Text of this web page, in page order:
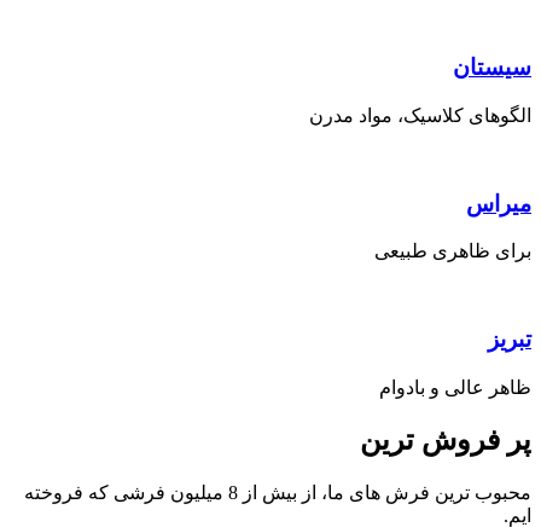
سیستان
الگوهای کلاسیک، مواد مدرن
میراس
برای ظاهری طبیعی
تبریز
ظاهر عالی و بادوام
پر فروش ترین
محبوب ترین فرش های ما، از بیش از 8 میلیون فرشی که فروخته
ایم.